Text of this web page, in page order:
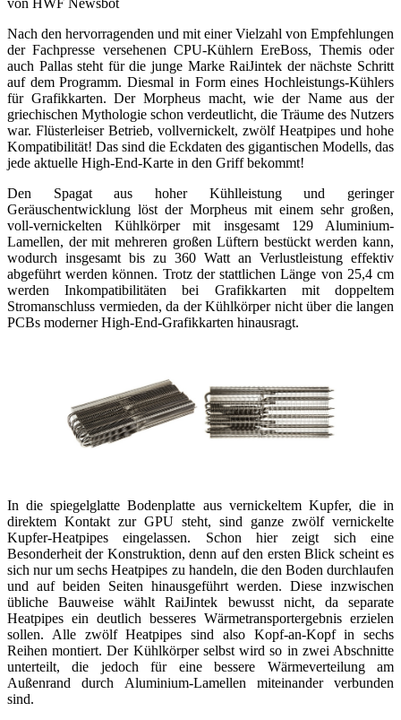
Nach den hervorragenden und mit einer Vielzahl von Empfehlungen
der Fachpresse versehenen CPU-Kühlern EreBoss, Themis oder
auch Pallas steht für die junge Marke RaiJintek der nächste Schritt
auf dem Programm. Diesmal in Form eines Hochleistungs-Kühlers
für Grafikkarten. Der Morpheus macht, wie der Name aus der
griechischen Mythologie schon verdeutlicht, die Träume des Nutzers
war. Flüsterleiser Betrieb, vollvernickelt, zwölf Heatpipes und hohe
Kompatibilität! Das sind die Eckdaten des gigantischen Modells, das
jede aktuelle High-End-Karte in den Griff bekommt!
Den Spagat aus hoher Kühlleistung und geringer
Geräuschentwicklung löst der Morpheus mit einem sehr großen,
voll-vernickelten Kühlkörper mit insgesamt 129 Aluminium-
Lamellen, der mit mehreren großen Lüftern bestückt werden kann,
wodurch insgesamt bis zu 360 Watt an Verlustleistung effektiv
abgeführt werden können. Trotz der stattlichen Länge von 25,4 cm
werden Inkompatibilitäten bei Grafikkarten mit doppeltem
Stromanschluss vermieden, da der Kühlkörper nicht über die langen
PCBs moderner High-End-Grafikkarten hinausragt.
In die spiegelglatte Bodenplatte aus vernickeltem Kupfer, die in
direktem Kontakt zur GPU steht, sind ganze zwölf vernickelte
Kupfer-Heatpipes eingelassen. Schon hier zeigt sich eine
Besonderheit der Konstruktion, denn auf den ersten Blick scheint es
sich nur um sechs Heatpipes zu handeln, die den Boden durchlaufen
und auf beiden Seiten hinausgeführt werden. Diese inzwischen
übliche Bauweise wählt RaiJintek bewusst nicht, da separate
Heatpipes ein deutlich besseres Wärmetransportergebnis erzielen
sollen. Alle zwölf Heatpipes sind also Kopf-an-Kopf in sechs
Reihen montiert. Der Kühlkörper selbst wird so in zwei Abschnitte
unterteilt, die jedoch für eine bessere Wärmeverteilung am
Außenrand durch Aluminium-Lamellen miteinander verbunden
sind.